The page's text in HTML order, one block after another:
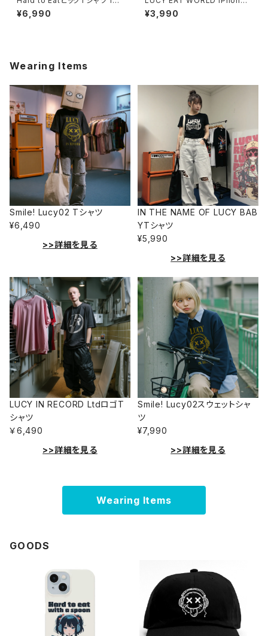
4-230221179
¥6,990
ケース 1017-240218002
¥3,990
Wearing Items
Smile! Lucy02 Tシャツ
¥6,490
>>詳細を見る
IN THE NAME OF LUCY BAB
YTシャツ
¥5,990
>>詳細を見る
LUCY IN RECORD LtdロゴT
シャツ
￥6,490
>>詳細を見る
Smile! Lucy02スウェットシャ
ツ
¥7,990
>>詳細を見る
Wearing Items
GOODS